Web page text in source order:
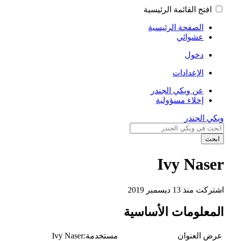
افتح القائمة الرئيسية
الصفحة الرئيسية
عشوائي
دخول
الإعدادات
عن ويكي الجندر
إخلاء مسؤولية
ويكي الجندر
ابحث
Ivy Naser
اشتركت منذ 13 ديسمبر 2019
المعلومات الأساسية
عرض العنوان
مستخدمة:Ivy Naser